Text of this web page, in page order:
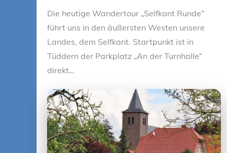
Die heutige Wandertour „Selfkant Runde“
führt uns in den äußersten Westen unsere
Landes, dem Selfkant. Startpunkt ist in
Tüddern der Parkplatz „An der Turnhalle“
direkt…